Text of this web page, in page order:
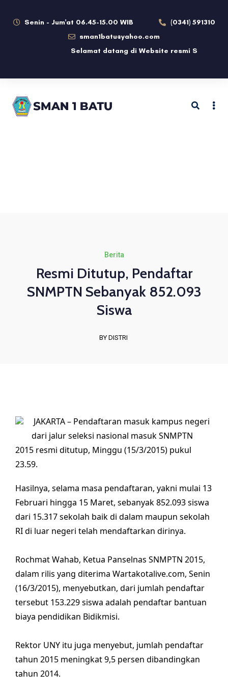
Senin - Jum'at 06.45-15.00 WIB
(0341) 591310
sman1batu@yahoo.com
Selamat datang di Website resmi SMAN 1 Batu
Berita
Resmi Ditutup, Pendaftar
SNMPTN Sebanyak 852.093
Siswa
BY DISTRI
JAKARTA – Pendaftaran masuk kampus negeri
dari jalur seleksi nasional masuk SNMPTN
2015 resmi ditutup, Minggu (15/3/2015) pukul
23.59.
Hasilnya, selama masa pendaftaran, yakni mulai 13
Februari hingga 15 Maret, sebanyak 852.093 siswa
dari 15.317 sekolah baik di dalam maupun sekolah
RI di luar negeri telah mendaftarkan dirinya.
Rochmat Wahab, Ketua Panselnas SNMPTN 2015,
dalam rilis yang diterima Wartakotalive.com, Senin
(16/3/2015), menyebutkan, dari jumlah pendaftar
tersebut 153.229 siswa adalah pendaftar bantuan
biaya pendidikan Bidikmisi.
Rektor UNY itu juga menyebut, jumlah pendaftar
tahun 2015 meningkat 9,5 persen dibandingkan
tahun 2014.